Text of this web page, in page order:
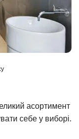
асортимент
себе у виборі.